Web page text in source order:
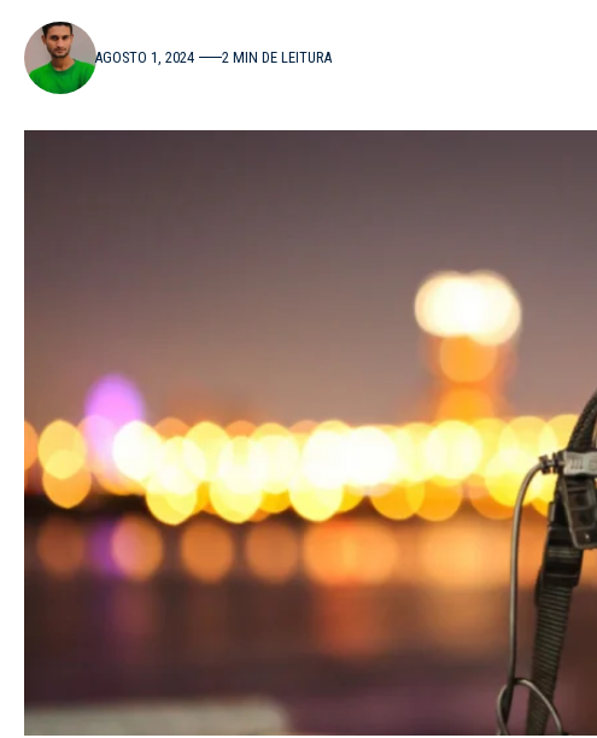
AGOSTO 1, 2024 2 MIN DE LEITURA